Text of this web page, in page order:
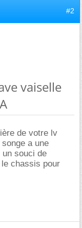
#2
vaiselle
de votre lv
a une
un souci de
chassis pour